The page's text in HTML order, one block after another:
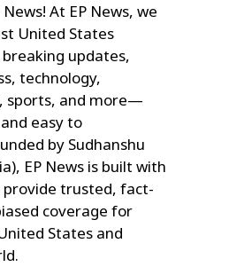
At EP News, we
United States
updates,
technology,
sports, and more—
easy to
by Sudhanshu
EP News is built with
provide trusted, fact-
coverage for
States and